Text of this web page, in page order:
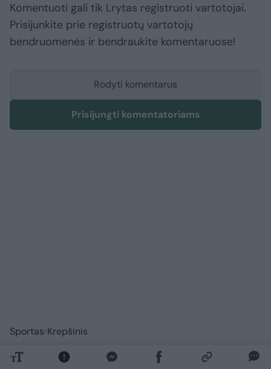
Komentuoti gali tik Lrytas registruoti vartotojai.
Prisijunkite prie registruotų vartotojų
bendruomenės ir bendraukite komentaruose!
Rodyti komentarus
Prisijungti komentatoriams
Sportas Krepšinis
Šaro sūnėno vedami Lietuvos 16-